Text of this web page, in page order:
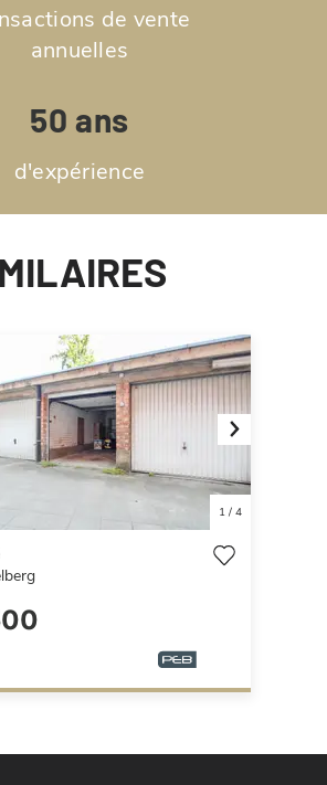
de vente
annuelles
50 ans
d'expérience
Next
1/ 4